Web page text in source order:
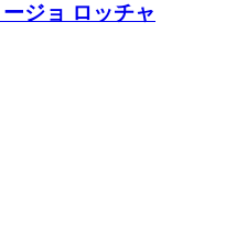
ジョ ロッチャ